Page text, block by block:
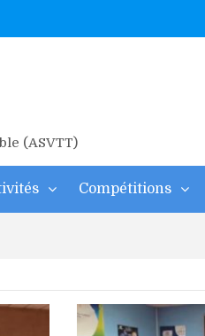
d’albi
(ASVTT)
Compétitions